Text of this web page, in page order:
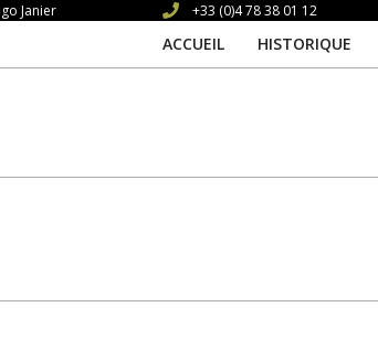
+33 (0)4 78 38 01 12
ACCUEIL HISTORIQUE